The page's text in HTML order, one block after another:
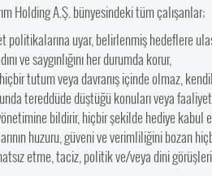
Holding A.Ş. bünyesindeki tüm çalışanlar;
politikalarına uyar, belirlenmiş hedeflere
ve saygınlığını her durumda korur,
tutum veya davranış içinde olmaz,
tereddüde düştüğü konuları veya
bildirir, hiçbir şekilde hediye kabul
huzuru, güveni ve verimliliğini bozan
etme, taciz, politik ve/veya dini